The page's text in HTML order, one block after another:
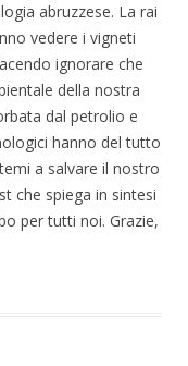
abruzzese. La rai
vedere i vigneti
ignorare che
della nostra
dal petrolio e
hanno del tutto
a salvare il nostro
che spiega in sintesi
per tutti noi. Grazie,